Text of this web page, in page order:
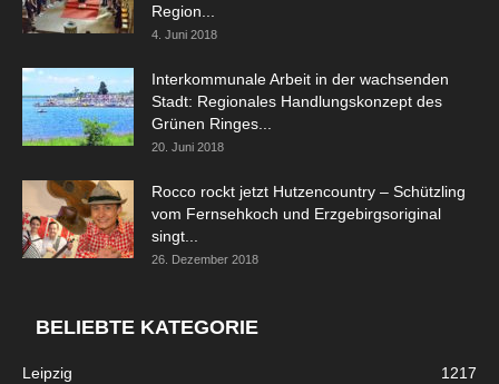
Region...
4. Juni 2018
Interkommunale Arbeit in der wachsenden
Stadt: Regionales Handlungskonzept des
Grünen Ringes...
20. Juni 2018
Rocco rockt jetzt Hutzencountry – Schützling
vom Fernsehkoch und Erzgebirgsoriginal
singt...
26. Dezember 2018
BELIEBTE KATEGORIE
Leipzig
1217